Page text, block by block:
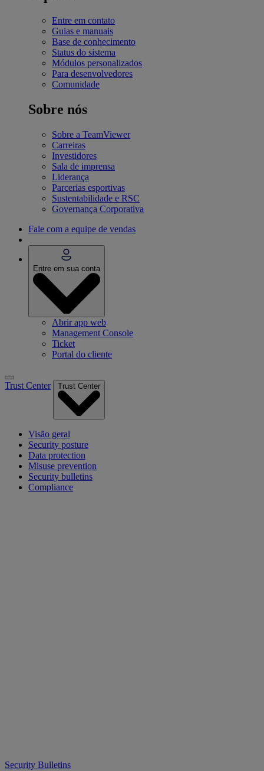
Entre em contato
Guias e manuais
Base de conhecimento
Status do sistema
Módulos personalizados
Para desenvolvedores
Comunidade
Sobre nós
Sobre a TeamViewer
Carreiras
Investidores
Sala de imprensa
Liderança
Parcerias esportivas
Sustentabilidade e RSC
Governança Corporativa
Fale com a equipe de vendas
Entre em sua conta
Abrir app web
Management Console
Ticket
Portal do cliente
Trust Center Trust Center
Visão geral
Security posture
Data protection
Misuse prevention
Security bulletins
Compliance
Security Bulletins